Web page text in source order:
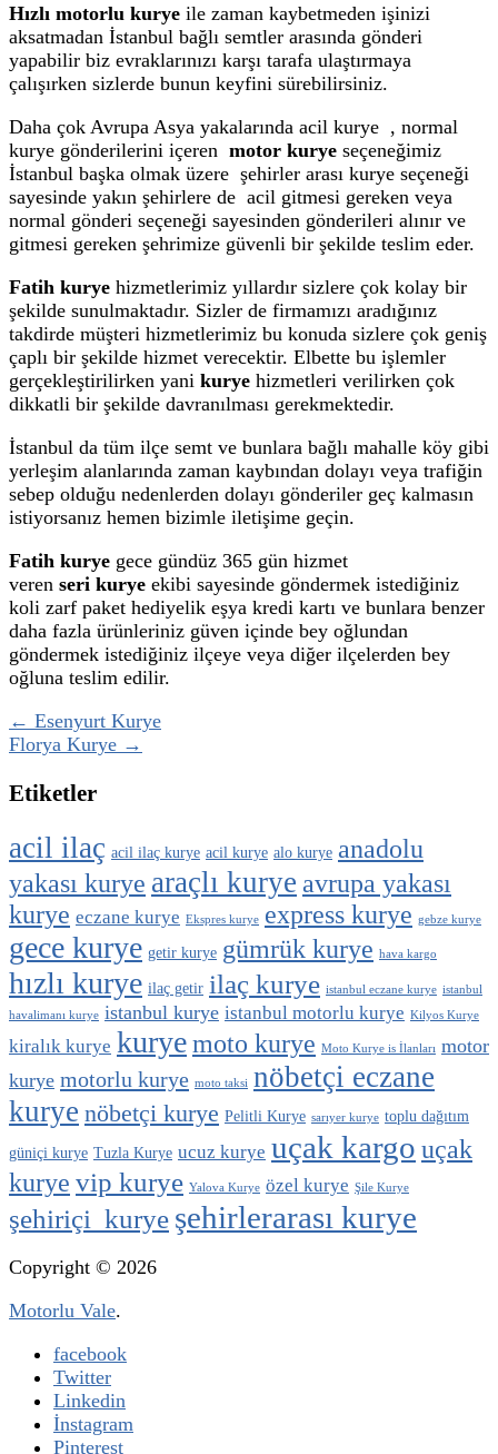
Hızlı motorlu kurye ile zaman kaybetmeden işinizi
aksatmadan İstanbul bağlı semtler arasında gönderi
yapabilir biz evraklarınızı karşı tarafa ulaştırmaya
çalışırken sizlerde bunun keyfini sürebilirsiniz.
Daha çok Avrupa Asya yakalarında acil kurye , normal
kurye gönderilerini içeren motor kurye seçeneğimiz
İstanbul başka olmak üzere şehirler arası kurye seçeneği
sayesinde yakın şehirlere de acil gitmesi gereken veya
normal gönderi seçeneği sayesinden gönderileri alınır ve
gitmesi gereken şehrimize güvenli bir şekilde teslim eder.
Fatih kurye hizmetlerimiz yıllardır sizlere çok kolay bir
şekilde sunulmaktadır. Sizler de firmamızı aradığınız
takdirde müşteri hizmetlerimiz bu konuda sizlere çok geniş
çaplı bir şekilde hizmet verecektir. Elbette bu işlemler
gerçekleştirilirken yani kurye hizmetleri verilirken çok
dikkatli bir şekilde davranılması gerekmektedir.
İstanbul da tüm ilçe semt ve bunlara bağlı mahalle köy gibi
yerleşim alanlarında zaman kaybından dolayı veya trafiğin
sebep olduğu nedenlerden dolayı gönderiler geç kalmasın
istiyorsanız hemen bizimle iletişime geçin.
Fatih kurye gece gündüz 365 gün hizmet
veren seri kurye ekibi sayesinde göndermek istediğiniz
koli zarf paket hediyelik eşya kredi kartı ve bunlara benzer
daha fazla ürünleriniz güven içinde bey oğlundan
göndermek istediğiniz ilçeye veya diğer ilçelerden bey
oğluna teslim edilir.
← Esenyurt Kurye
Florya Kurye →
Etiketler
acil ilaç acil ilaç kurye acil kurye alo kurye anadolu
yakası kurye araçlı kurye avrupa yakası
kurye eczane kurye Ekspres kurye express kurye gebze kurye
gece kurye getir kurye gümrük kurye hava kargo
hızlı kurye ilaç getir ilaç kurye istanbul eczane kurye istanbul
havalimanı kurye istanbul kurye istanbul motorlu kurye Kilyos Kurye
kiralık kurye kuryemoto kurye Moto Kurye is İlanları motor
kurye motorlu kurye moto taksi nöbetçi eczane
kurye nöbetçi kurye Pelitli Kurye sarıyer kurye toplu dağıtım
güniçi kurye Tuzla Kurye ucuz kurye uçak kargo uçak
kurye vip kurye Yalova Kurye özel kurye Şile Kurye
şehiriçi kurye şehirlerarası kurye
Copyright © 2026
Motorlu Vale.
facebook
Twitter
Linkedin
İnstagram
Pinterest